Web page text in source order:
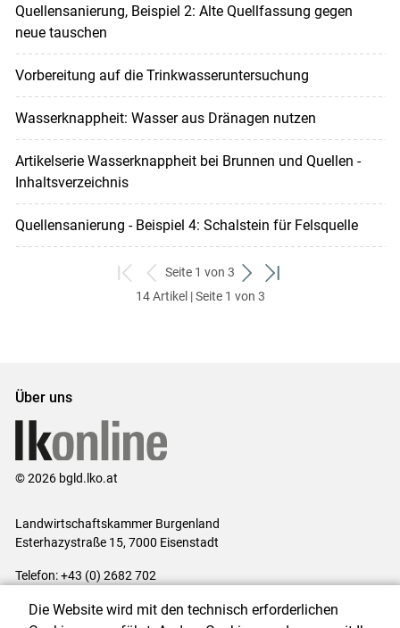
Quellensanierung, Beispiel 2: Alte Quellfassung gegen
neue tauschen
Vorbereitung auf die Trinkwasseruntersuchung
Wasserknappheit: Wasser aus Dränagen nutzen
Artikelserie Wasserknappheit bei Brunnen und Quellen -
Inhaltsverzeichnis
Quellensanierung - Beispiel 4: Schalstein für Felsquelle
zum
ersten
zurück
zum
Seite 1 von 3
weiter
zum
zum
14 Artikel | Seite 1 von 3
Über uns
© 2026 bgld.lko.at
Landwirtschaftskammer Burgenland
Esterhazystraße 15, 7000 Eisenstadt
Telefon: +43 (0) 2682 702
Die Website wird mit den technisch erforderlichen